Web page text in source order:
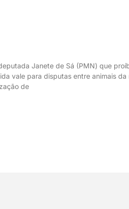
Janete de Sá (PMN) que
vale para disputas entre animais da
de